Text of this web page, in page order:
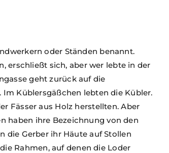
oder Ständen benannt.
erschließt sich, aber wer lebte in der
geht zurück auf die
Küblersgäßchen lebten die Kübler.
Fässer aus Holz herstellten. Aber
haben ihre Bezeichnung von den
die Gerber ihr Häute auf Stollen
Rahmen, auf denen die Loder